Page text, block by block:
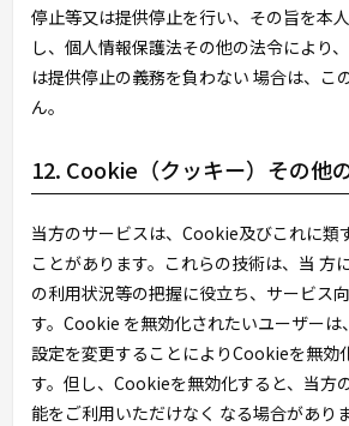
停止等又は提供停止を行い、その旨を本
し、個人情報保護法その他の法令により
は提供停止の義務を負わない 場合は、こ
ん。
12. Cookie（クッキー）その他
当方のサービスは、Cookie及びこれに類
ことがあります。これらの技術は、当 方
の利用状況等の把握に役立ち、サービス
す。Cookie を無効化されたいユーザーは
設定を変更することによりCookieを無効
す。但し、Cookieを無効化すると、当方
能をご利用いただけなく なる場合がありま